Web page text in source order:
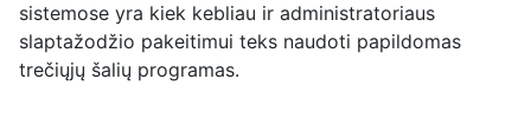
sistemose yra kiek kebliau ir administratoriaus
slaptažodžio pakeitimui teks naudoti papildomas
trečiųjų šalių programas.